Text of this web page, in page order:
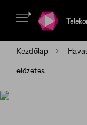
Kezdőlap
előzetes